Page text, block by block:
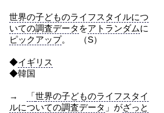
世界の子どものライフスタイルにつ
いての調査データ をアトランダムに
ピックアップ。 （S）
◆イギリス
◆韓国
→ 「 世界の子どものライフスタイ
ルについての調査データ 」がざっと